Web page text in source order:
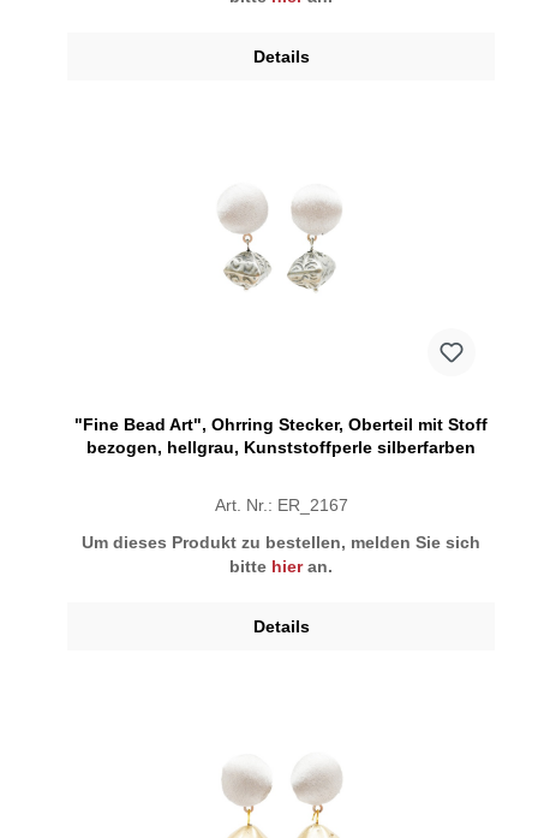
Details
"Fine Bead Art", Ohrring Stecker, Oberteil mit Stoff
bezogen, hellgrau, Kunststoffperle silberfarben
Art. Nr.: ER_2167
Um dieses Produkt zu bestellen, melden Sie sich
bitte hieran.
Details